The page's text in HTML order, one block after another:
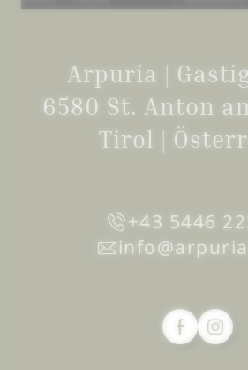
Arpuria |
6580 St. Anton
Tirol |
+43 5446
info@